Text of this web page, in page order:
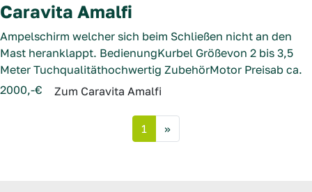
Caravita Amalfi
Ampelschirm welcher sich beim Schließen nicht an den
Mast heranklappt. BedienungKurbel Größevon 2 bis 3,5
Meter Tuchqualitäthochwertig ZubehörMotor Preisab ca.
2000,-€
Zum Caravita Amalfi
1 »Next page